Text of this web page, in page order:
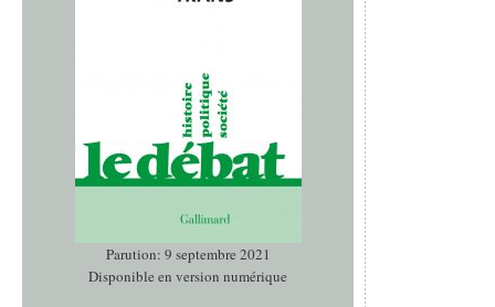
Parution: 9 septembre 2021
Disponible en version numérique